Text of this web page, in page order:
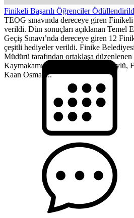
Finikeli Başarılı Öğrenciler
TEOG sınavında dereceye giren
verildi. Dün sonuçları açıklanan Temel
Geçiş Sınavı’nda dereceye giren 12
çeşitli hediyeler verildi. Finike
Müdürü tarafından ortaklaşa
Kaymakamı Bahattin Alp Arslanköylü,
Kaan Osman...